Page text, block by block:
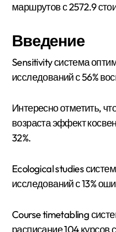
маршрутов с 2572.9
Введение
Sensitivity система
исследований с 56%
Интересно отметить,
возраста эффект
32%.
Ecological studies
исследований с 13%
Course timetabling
расписание 104 курсов